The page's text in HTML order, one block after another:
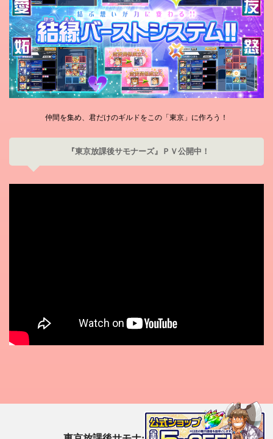
仲間を集め、君だけのギルドをこの「東京」に作ろう！
『東京放課後サモナーズ』ＰＶ公開中！